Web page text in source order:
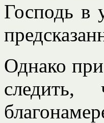
Господь в
Однако